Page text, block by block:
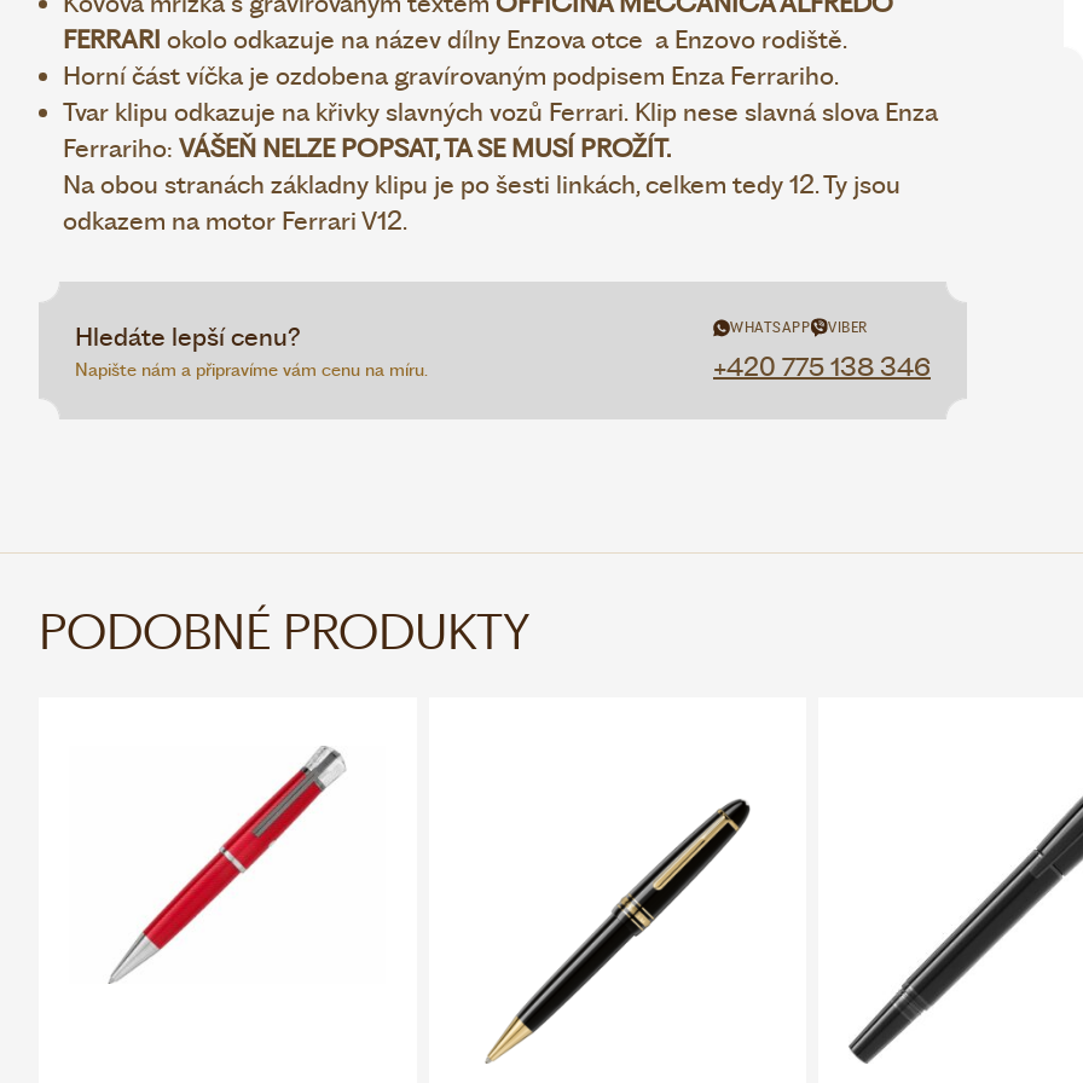
FERRARI okolo odkazuje na název dílny Enzova otce a Enzovo rodiště.
Horní část víčka je ozdobena gravírovaným podpisem Enza Ferrariho.
Tvar klipu odkazuje na křivky slavných vozů Ferrari. Klip nese slavná slova Enza
Ferrariho: VÁŠEŇ NELZE POPSAT, TA SE MUSÍ PROŽÍT.
Na obou stranách základny klipu je po šesti linkách, celkem tedy 12. Ty jsou
odkazem na motor Ferrari V12.
Hledáte lepší cenu?
Napište nám a připravíme vám cenu na míru.
WHATSAPP VIBER
+420 775 138 346
PODOBNÉ PRODUKTY